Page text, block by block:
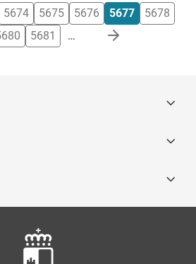
5674 5675 5676 5677
5678
5681 …